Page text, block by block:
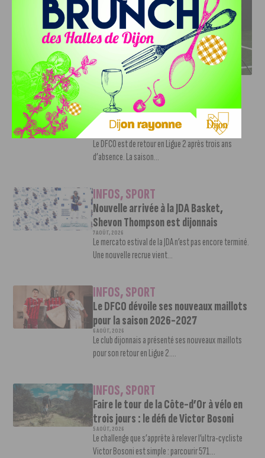
DFCO : RENCONTRE AVEC PIERRE-HENRI DEBALLON,
L’ARTISAN DE LA MONTÉE EN LIGUE 2
INFOS , SPORT
DFCO : Rencontre avec Pierre-Henri
Deballon, l’artisan de la montée en
Ligue 2
Le DFCO est de retour en Ligue 2 après trois ans
d’absence. La saison...
INFOS,SPORT
Nouvelle arrivée à la JDA Basket,
Shevon Thompson est dijonnais
7 AOÛT, 2026
Le mercato estival de la JDA n’est pas encore terminé.
Une nouvelle recrue vient...
INFOS,SPORT
Le DFCO dévoile ses nouveaux maillots
pour la saison 2026-2027
6 AOÛT, 2026
Le club dijonnais a présenté ses nouveaux maillots
pour son retour en Ligue 2....
INFOS,SPORT
Faire le tour de la Côte-d’Or à vélo en
trois jours : le défi de Victor Bosoni
5 AOÛT, 2026
Le challenge que s’apprête à relever l’ultra-cycliste
Victor Bosoni est simple : parcourir 571...